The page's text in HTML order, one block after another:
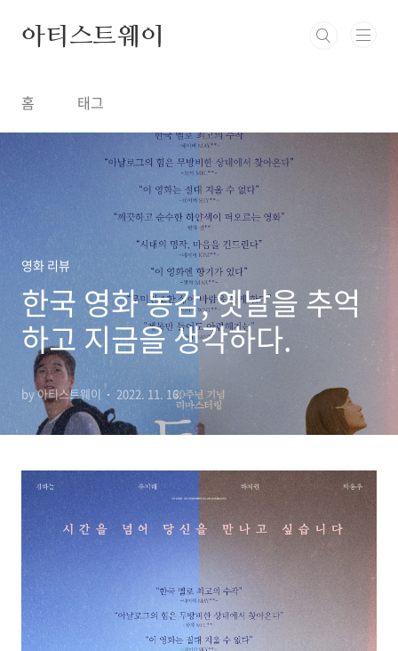
아티스트웨이
홈 태그
영화 리뷰
한국 영화 동감, 옛날을 추억
하고 지금을 생각하다.
by 아티스트웨이 2022. 11. 16.